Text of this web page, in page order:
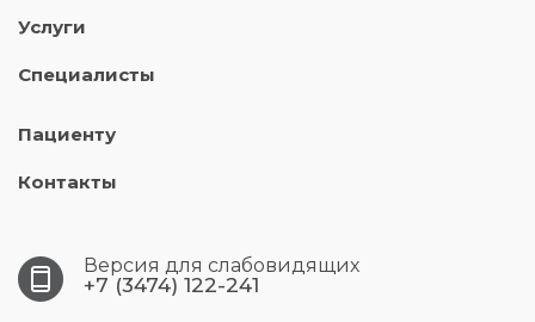
Услуги
Специалисты
Пациенту
Контакты
Версия для слабовидящих
+7 (3474) 122-241